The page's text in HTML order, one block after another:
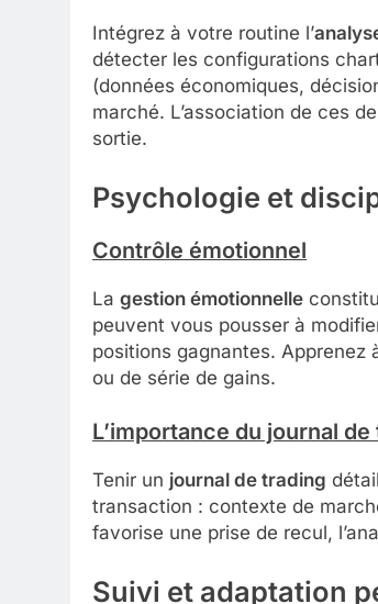
Intégrez à votre routine l’
détecter les configurations
(données économiques,
marché. L’association de ces
sortie.
Psychologie et
Contrôle émotionnel
La gestion émotionnelle
peuvent vous pousser à
positions gagnantes.
ou de série de gains.
L’importance du journal de
Tenir un journal de trading
transaction : contexte de
favorise une prise de recul,
Suivi et adaptation